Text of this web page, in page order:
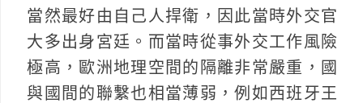
當然最好由自己人捍衛，因此當時外交官
大多出身宮廷。而當時從事外交工作風險
極高，歐洲地理空間的隔離非常嚴重，國
與國間的聯繫也相當薄弱，例如西班牙王